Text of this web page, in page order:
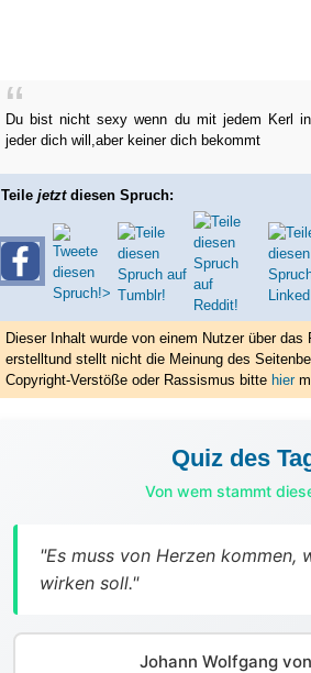
Du bist nicht sexy wenn du mit jedem Kerl
jeder dich will,aber keiner dich bekommt
Teile jetztdiesen Spruch:
Dieser Inhalt wurde von einem Nutzer über das
erstelltund stellt nicht die Meinung des
Copyright-Verstöße oder Rassismus bitte hier
Quiz des
Von wem stammt
"Es muss von Herzen kommen,
wirken soll."
Johann Wolfgang